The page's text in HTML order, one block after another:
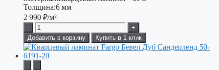
Толщина:6 мм
2 990 ₽/м²
-
+
Добавить в корзину
Купить в 1 клик